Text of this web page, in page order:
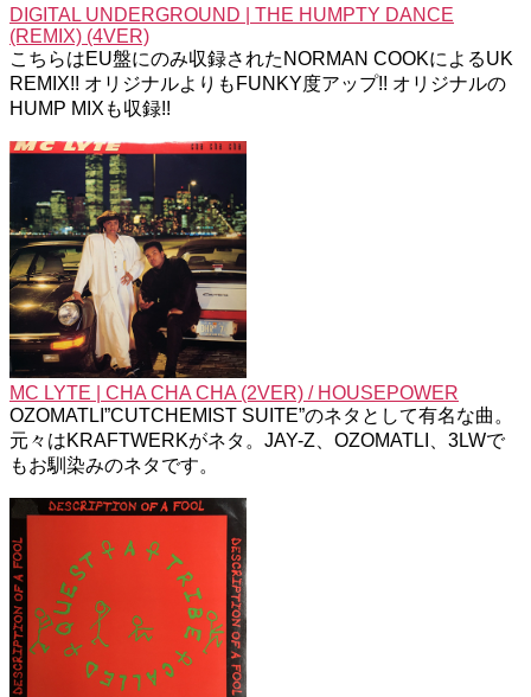
DIGITAL UNDERGROUND | THE HUMPTY DANCE
(REMIX) (4VER)
こちらはEU盤にのみ収録されたNORMAN COOKによるUK
REMIX!! オリジナルよりもFUNKY度アップ!! オリジナルの
HUMP MIXも収録!!
MC LYTE | CHA CHA CHA (2VER) / HOUSEPOWER
OZOMATLI”CUTCHEMIST SUITE”のネタとして有名な曲。
元々はKRAFTWERKがネタ。JAY-Z、OZOMATLI、3LWで
もお馴染みのネタです。